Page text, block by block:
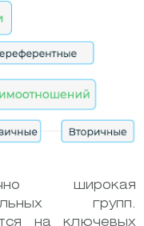
широкая
групп.
на ключевых